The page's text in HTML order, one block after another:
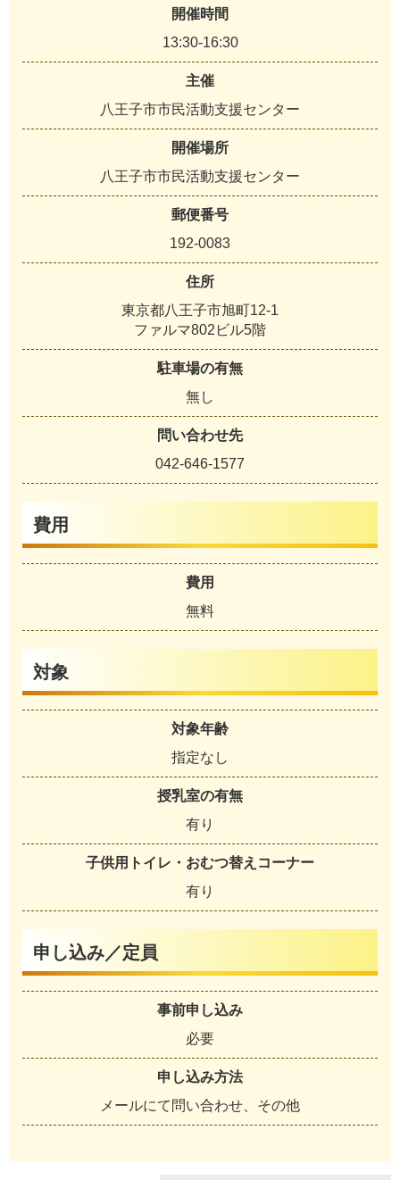
開催時間
13:30-16:30
主催
八王子市市民活動支援センター
開催場所
八王子市市民活動支援センター
郵便番号
192-0083
住所
東京都八王子市旭町12-1
ファルマ802ビル5階
駐車場の有無
無し
問い合わせ先
042-646-1577
費用
費用
無料
対象
対象年齢
指定なし
授乳室の有無
有り
子供用トイレ・おむつ替えコーナー
有り
申し込み／定員
事前申し込み
必要
申し込み方法
メールにて問い合わせ、その他